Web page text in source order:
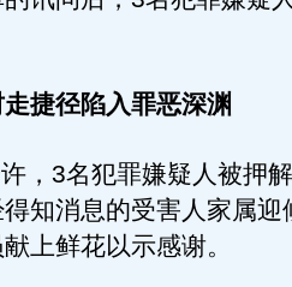
走捷径陷入罪恶深渊
3名犯罪嫌疑人被押
知消息的受害人家属迎
上鲜花以示感谢。